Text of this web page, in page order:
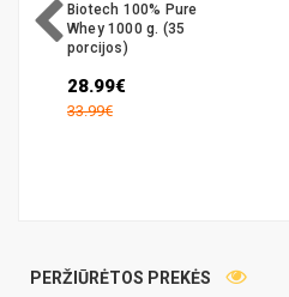
Biotech 100% Pure
Whey 1000 g. (35
porcijos)
28.99€
33.99€
PERŽIŪRĖTOS PREKĖS